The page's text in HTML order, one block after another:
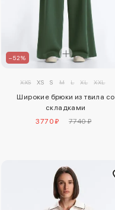
–52%
XXS XS S M L XL XXL
Широкие брюки из твила со
складками
3770 ₽
7740 ₽